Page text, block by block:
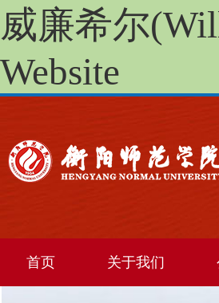
威廉希尔
Website
首页 关于我们